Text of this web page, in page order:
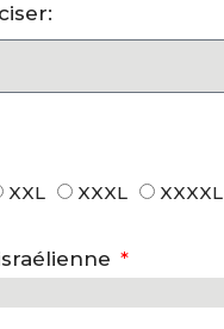
XXL XXXL XXXXL